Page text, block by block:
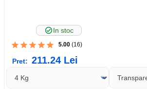
In stoc
5.00 (16)
Pret: 211.24 Lei